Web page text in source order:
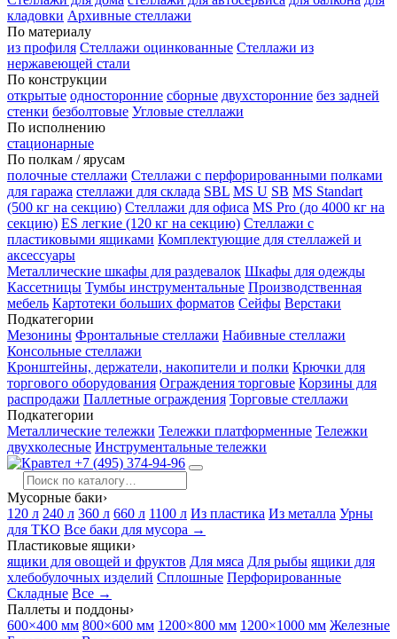
кладовки Архивные стеллажи
По материалу
из профиля Стеллажи оцинкованные Стеллажи из
нержавеющей стали
По конструкции
открытые односторонние сборные двухсторонние без задней
стенки безболтовые Угловые стеллажи
По исполнению
стационарные
По полкам / ярусам
полочные стеллажи Стеллажи с перфорированными полками
для гаража стеллажи для склада SBL MS U SB MS Standart
(500 кг на секцию) Стеллажи для офиса MS Pro (до 4000 кг на
секцию) ES легкие (120 кг на секцию) Стеллажи с
пластиковыми ящиками Комплектующие для стеллажей и
аксессуары
Металлические шкафы для раздевалок Шкафы для одежды
Кассетницы Тумбы инструментальные Производственная
мебель Картотеки больших форматов Сейфы Верстаки
Подкатегории
Мезонины Фронтальные стеллажи Набивные стеллажи
Консольные стеллажи
Кронштейны, держатели, накопители и полки Крючки для
торгового оборудования Ограждения торговые Корзины для
распродажи Паллетные ограждения Торговые стеллажи
Подкатегории
Металлические тележки Тележки платформенные Тележки
двухколесные Инструментальные тележки
+7 (495) 374-94-96
Мусорные баки›
120 л 240 л 360 л 660 л 1100 л Из пластика Из металла Урны
для ТКО Все баки для мусора →
Пластиковые ящики›
ящики для овощей и фруктов Для мяса Для рыбы ящики для
хлебобулочных изделий Сплошные Перфорированные
Складные Все →
Паллеты и поддоны›
600×400 мм 800×600 мм 1200×800 мм 1200×1000 мм Железные